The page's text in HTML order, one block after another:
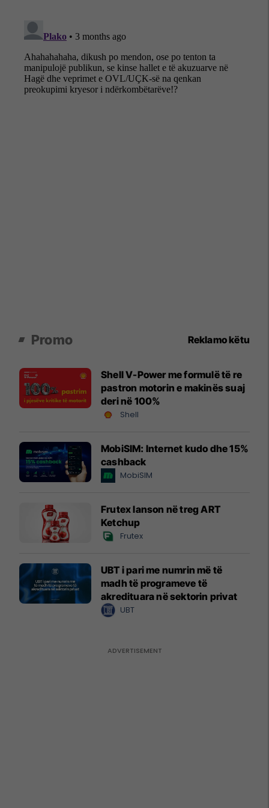
Promo Reklamo këtu
Shell V-Power me formulë të re
pastron motorin e makinës suaj
deri në 100%
Shell
MobiSIM: Internet kudo dhe 15%
cashback
MobiSIM
Frutex lanson në treg ART
Ketchup
Frutex
UBT i pari me numrin më të
madh të programeve të
akredituara në sektorin privat
UBT